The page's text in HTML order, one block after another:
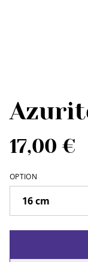
17,00 €
OPTION